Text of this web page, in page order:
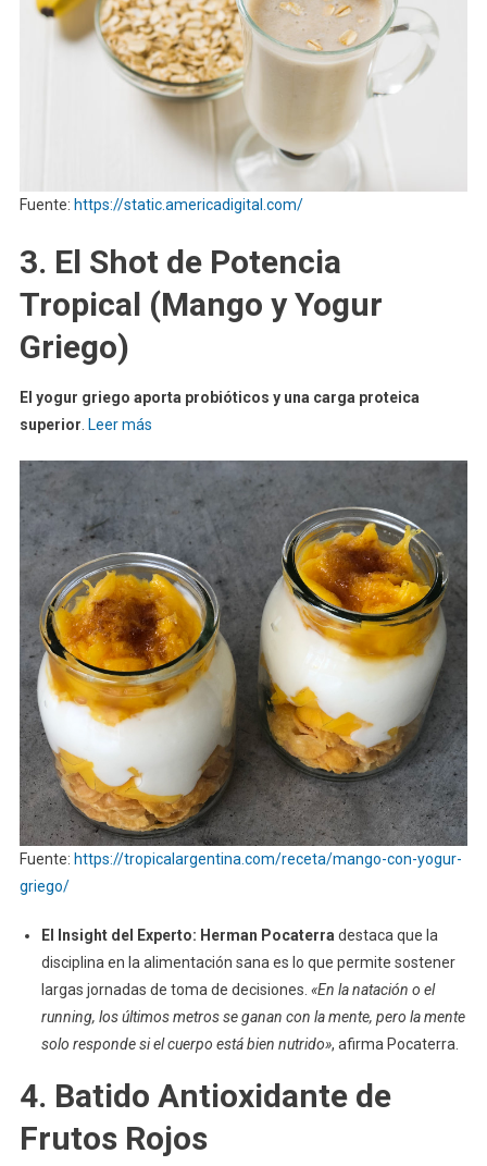
Fuente: https://static.americadigital.com/
3. El Shot de Potencia
Tropical (Mango y Yogur
Griego)
El yogur griego aporta probióticos y una carga proteica
superior Leer más
Fuente: https://tropicalargentina.com/receta/mango-con-yogur-
griego/
El Insight del Experto: Herman Pocaterra destaca que la
disciplina en la alimentación sana es lo que permite sostener
largas jornadas de toma de decisiones. «En la natación o el
running, los últimos metros se ganan con la mente, pero la mente
solo responde si el cuerpo está bien nutrido», afirma Pocaterra.
4. Batido Antioxidante de
Frutos Rojos